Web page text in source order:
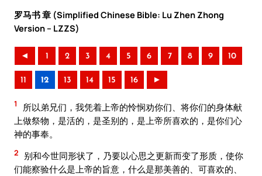
罗马书 章 (Simplified Chinese Bible: Lu Zhen Zhong
Version – LZZS)
◄ 1 2 3 4 5 6 7 8 9 10
11 12 13 14 15 16 ►
1
所以弟兄们，我凭着上帝的怜悯劝你们、将你们的身体献
上做祭物，是活的，是圣别的，是上帝所喜欢的，是你们心
神的事奉。
2
别和今世同形状了，乃要以心思之更新而变了形质，使你
们能察验什么是上帝的旨意，什么是那美善的、可喜欢的、